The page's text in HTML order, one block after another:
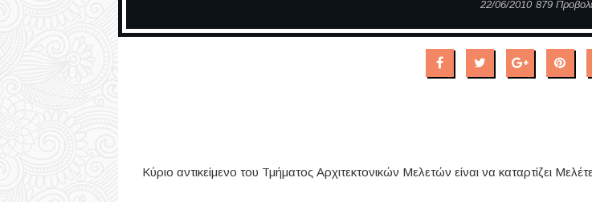
22/06/2010 879
Κύριο αντικείμενο του Τμήματος Αρχιτεκτονικών Μελετών είναι να καταρτίζει